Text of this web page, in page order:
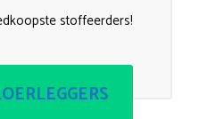
stoffeerders!